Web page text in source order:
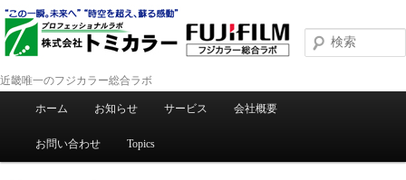
近畿唯一のフジカラー総合ラボ
メインメニュー
メインコンテンツへ移動
サブコンテンツへ移動
ホーム お知らせ サービス 会社概要
お問い合わせ Topics